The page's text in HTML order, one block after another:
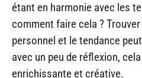
étant en harmonie avec les
comment faire cela ?
personnel et le tendance
avec un peu de réflexion,
enrichissante et créative.